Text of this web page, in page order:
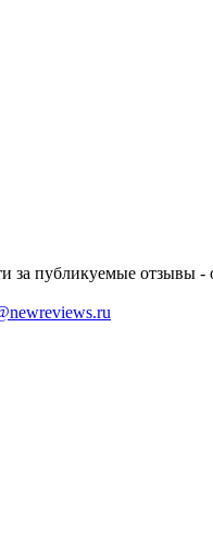
за публикуемые отзывы